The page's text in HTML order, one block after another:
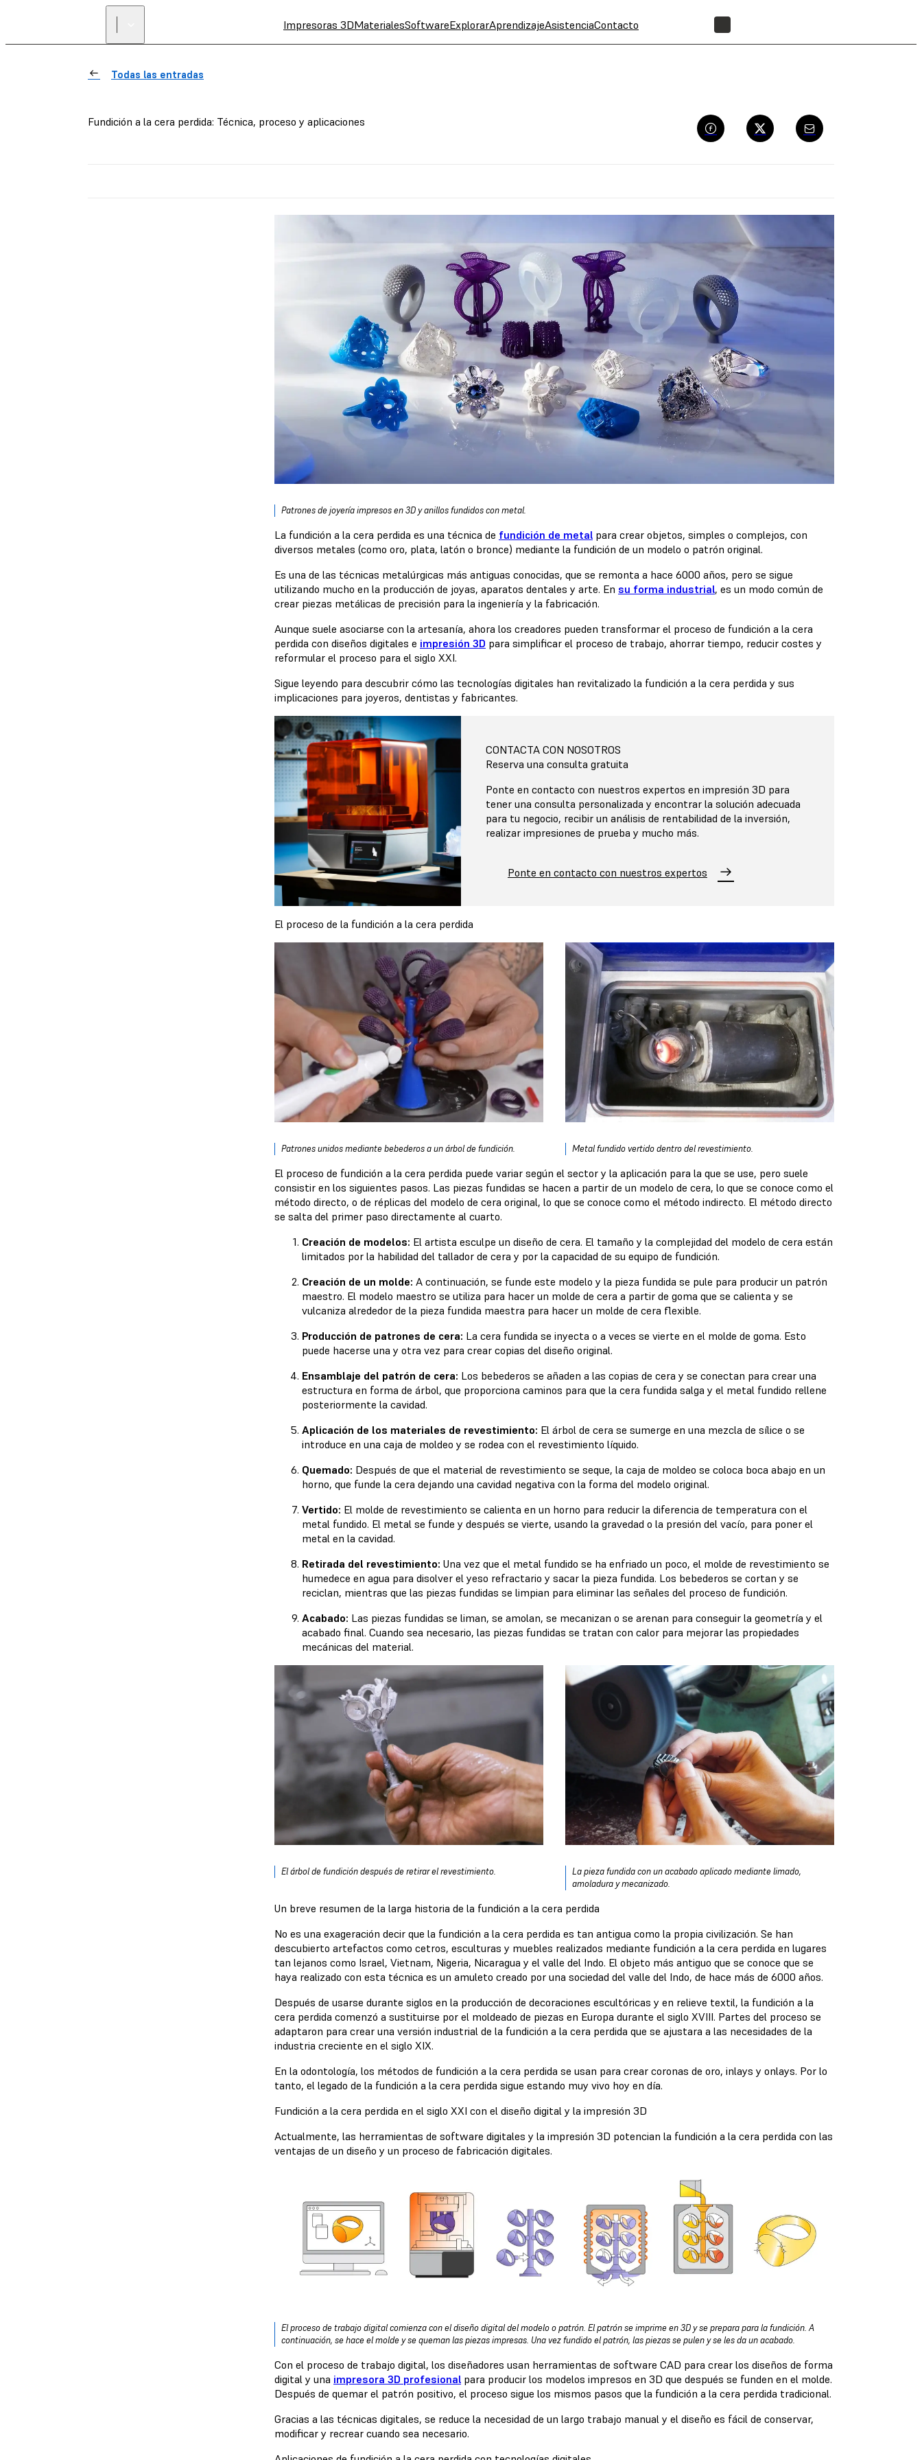
Impresoras 3DMaterialesSoftwareExplorarAprendizajeAsistenciaContacto
Todas las entradas
Fundición a la cera perdida: Técnica, proceso y aplicaciones
Patrones de joyería impresos en 3D y anillos fundidos con metal.
La fundición a la cera perdida es una técnica de fundición de metal para crear objetos, simples o complejos, con
diversos metales (como oro, plata, latón o bronce) mediante la fundición de un modelo o patrón original.
Es una de las técnicas metalúrgicas más antiguas conocidas, que se remonta a hace 6000 años, pero se sigue
utilizando mucho en la producción de joyas, aparatos dentales y arte. En su forma industrial, es un modo común de
crear piezas metálicas de precisión para la ingeniería y la fabricación.
Aunque suele asociarse con la artesanía, ahora los creadores pueden transformar el proceso de fundición a la cera
perdida con diseños digitales e impresión 3D para simplificar el proceso de trabajo, ahorrar tiempo, reducir costes y
reformular el proceso para el siglo XXI.
Sigue leyendo para descubrir cómo las tecnologías digitales han revitalizado la fundición a la cera perdida y sus
implicaciones para joyeros, dentistas y fabricantes.
CONTACTA CON NOSOTROS
Reserva una consulta gratuita
Ponte en contacto con nuestros expertos en impresión 3D para
tener una consulta personalizada y encontrar la solución adecuada
para tu negocio, recibir un análisis de rentabilidad de la inversión,
realizar impresiones de prueba y mucho más.
Ponte en contacto con nuestros expertos
El proceso de la fundición a la cera perdida
Patrones unidos mediante bebederos a un árbol de fundición. Metal fundido vertido dentro del revestimiento.
El proceso de fundición a la cera perdida puede variar según el sector y la aplicación para la que se use, pero suele
consistir en los siguientes pasos. Las piezas fundidas se hacen a partir de un modelo de cera, lo que se conoce como el
método directo, o de réplicas del modelo de cera original, lo que se conoce como el método indirecto. El método directo
se salta del primer paso directamente al cuarto.
Creación de modelos: El artista esculpe un diseño de cera. El tamaño y la complejidad del modelo de cera están
limitados por la habilidad del tallador de cera y por la capacidad de su equipo de fundición.
Creación de un molde: A continuación, se funde este modelo y la pieza fundida se pule para producir un patrón
maestro. El modelo maestro se utiliza para hacer un molde de cera a partir de goma que se calienta y se
vulcaniza alrededor de la pieza fundida maestra para hacer un molde de cera flexible.
Producción de patrones de cera: La cera fundida se inyecta o a veces se vierte en el molde de goma. Esto
puede hacerse una y otra vez para crear copias del diseño original.
Ensamblaje del patrón de cera: Los bebederos se añaden a las copias de cera y se conectan para crear una
estructura en forma de árbol, que proporciona caminos para que la cera fundida salga y el metal fundido rellene
posteriormente la cavidad.
Aplicación de los materiales de revestimiento: El árbol de cera se sumerge en una mezcla de sílice o se
introduce en una caja de moldeo y se rodea con el revestimiento líquido.
Quemado: Después de que el material de revestimiento se seque, la caja de moldeo se coloca boca abajo en un
horno, que funde la cera dejando una cavidad negativa con la forma del modelo original.
Vertido: El molde de revestimiento se calienta en un horno para reducir la diferencia de temperatura con el
metal fundido. El metal se funde y después se vierte, usando la gravedad o la presión del vacío, para poner el
metal en la cavidad.
Retirada del revestimiento: Una vez que el metal fundido se ha enfriado un poco, el molde de revestimiento se
humedece en agua para disolver el yeso refractario y sacar la pieza fundida. Los bebederos se cortan y se
reciclan, mientras que las piezas fundidas se limpian para eliminar las señales del proceso de fundición.
Acabado: Las piezas fundidas se liman, se amolan, se mecanizan o se arenan para conseguir la geometría y el
acabado final. Cuando sea necesario, las piezas fundidas se tratan con calor para mejorar las propiedades
mecánicas del material.
El árbol de fundición después de retirar el revestimiento.
La pieza fundida con un acabado aplicado mediante limado,
amoladura y mecanizado.
Un breve resumen de la larga historia de la fundición a la cera perdida
No es una exageración decir que la fundición a la cera perdida es tan antigua como la propia civilización. Se han
descubierto artefactos como cetros, esculturas y muebles realizados mediante fundición a la cera perdida en lugares
tan lejanos como Israel, Vietnam, Nigeria, Nicaragua y el valle del Indo. El objeto más antiguo que se conoce que se
haya realizado con esta técnica es un amuleto creado por una sociedad del valle del Indo, de hace más de 6000 años.
Después de usarse durante siglos en la producción de decoraciones escultóricas y en relieve textil, la fundición a la
cera perdida comenzó a sustituirse por el moldeado de piezas en Europa durante el siglo XVIII. Partes del proceso se
adaptaron para crear una versión industrial de la fundición a la cera perdida que se ajustara a las necesidades de la
industria creciente en el siglo XIX.
En la odontología, los métodos de fundición a la cera perdida se usan para crear coronas de oro, inlays y onlays. Por lo
tanto, el legado de la fundición a la cera perdida sigue estando muy vivo hoy en día.
Fundición a la cera perdida en el siglo XXI con el diseño digital y la impresión 3D
Actualmente, las herramientas de software digitales y la impresión 3D potencian la fundición a la cera perdida con las
ventajas de un diseño y un proceso de fabricación digitales.
El proceso de trabajo digital comienza con el diseño digital del modelo o patrón. El patrón se imprime en 3D y se prepara para la fundición. A
continuación, se hace el molde y se queman las piezas impresas. Una vez fundido el patrón, las piezas se pulen y se les da un acabado.
Con el proceso de trabajo digital, los diseñadores usan herramientas de software CAD para crear los diseños de forma
digital y una impresora 3D profesional para producir los modelos impresos en 3D que después se funden en el molde.
Después de quemar el patrón positivo, el proceso sigue los mismos pasos que la fundición a la cera perdida tradicional.
Gracias a las técnicas digitales, se reduce la necesidad de un largo trabajo manual y el diseño es fácil de conservar,
modificar y recrear cuando sea necesario.